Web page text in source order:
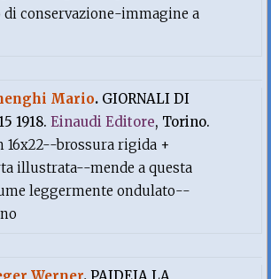
conservazione-immagine a
Mario. GIORNALI DI
1918.Einaudi Editore, Torino.
16x22--brossura rigida +
illustrata--mende a questa
leggermente ondulato--